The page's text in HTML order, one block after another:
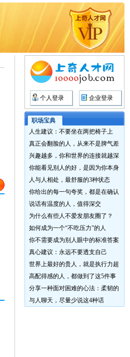
个人登录 企业登录
职场宝典
人生建议：不要坐在两把椅子上
真正会翻脸的人，从来不是脾气差
兴趣越多，你和世界的连接就越深
你能看见别人的好，是因为你本身
人与人相处，最舒服的3种状态
你给出的每一句夸奖，都是在确认
说话有温度的人，值得深交
为什么有些人不爱发朋友圈了？
如何成为一个“不吃压力”的人
你不需要成为别人眼中的标准答案
真心建议：永远不要透支自己
世界上最好的贵人，就是执行力超
高配得感的人，都做到了这5件事
分享一种面对困难的心法：柔韧的
与人聊天，尽量少说这4种话